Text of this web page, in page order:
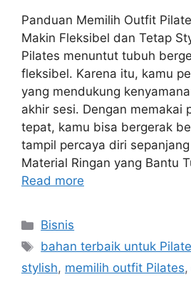
Panduan Memilih Outfit
Makin Fleksibel dan Tetap
Pilates menuntut tubuh
fleksibel. Karena itu, kamu
yang mendukung
akhir sesi. Dengan memakai
tepat, kamu bisa bergerak
tampil percaya diri
Material Ringan yang Bantu
Read more
Categories
Bisnis
Tags
bahan terbaik untuk
stylish, memilih outfit Pilates,